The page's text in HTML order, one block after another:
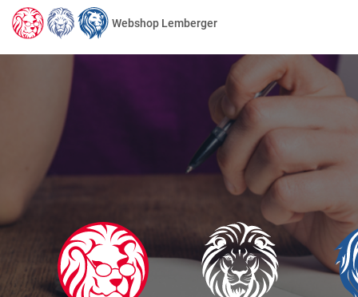
Webshop Lemberger